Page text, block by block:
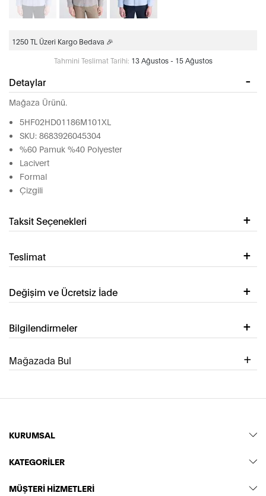
1250 TL Üzeri Kargo Bedava 🎉
Tahmini Teslimat Tarihi: 13 Ağustos - 15 Ağustos
Detaylar
Mağaza Ürünü.
5HF02HD01186M101XL
SKU: 8683926045304
%60 Pamuk %40 Polyester
Lacivert
Formal
Çizgili
Taksit Seçenekleri
Teslimat
Değişim ve Ücretsiz İade
Bilgilendirmeler
Mağazada Bul
KURUMSAL
KATEGORİLER
MÜŞTERİ HİZMETLERİ